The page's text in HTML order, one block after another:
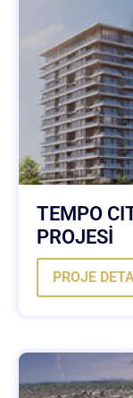
TEMPO
PROJESİ
PROJE